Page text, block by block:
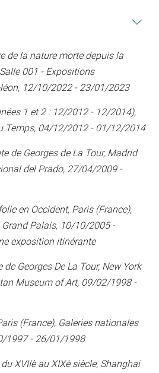
de la nature morte depuis la
001 - Expositions
12/10/2022 - 23/01/2023
1 et 2 : 12/2012 - 12/2014),
Temps, 04/12/2012 - 01/12/2014
de Georges de La Tour, Madrid
del Prado, 27/04/2009 -
en Occident, Paris (France),
Palais, 10/10/2005 -
exposition itinérante
Georges De La Tour, New York
Museum of Art, 09/02/1998 -
(France), Galeries nationales
1997 - 26/01/1998
XVIIè au XIXè siècle, Shanghai